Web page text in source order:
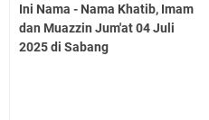
Ini Nama - Nama Khatib, Imam
dan Muazzin Jum'at 04 Juli
2025 di Sabang